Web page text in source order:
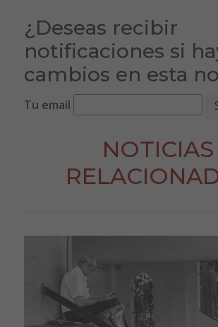
¿Deseas recibir
notificaciones si
cambios en esta
Tu email
NOTICIAS